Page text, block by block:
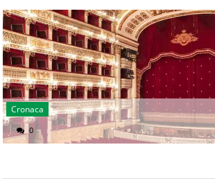
Cronaca
0